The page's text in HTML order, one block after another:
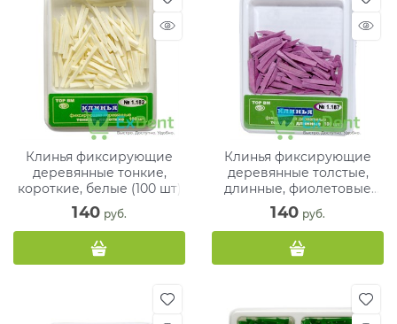
Клинья фиксирующие
деревянные тонкие,
короткие, белые (100 шт)
140 руб.
Клинья фиксирующие
деревянные толстые,
длинные, фиолетовые
(100 шт)
140 руб.